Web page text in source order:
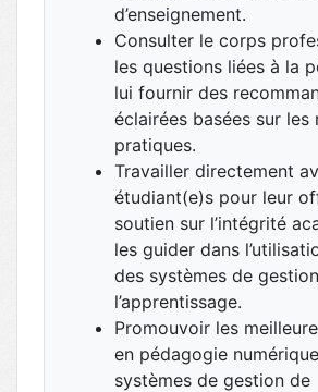
d’enseignement.
Consulter le corps
les questions liées à la
lui fournir des
éclairées basées sur les
pratiques.
Travailler directement
étudiant(e)s pour leur
soutien sur l’intégrité
les guider dans
des systèmes de
l’apprentissage.
Promouvoir les
en pédagogie
systèmes de gestion de